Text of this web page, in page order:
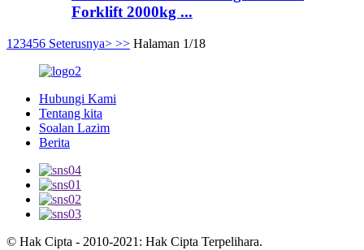
Forklift 2000kg ...
1 23456 Seterusnya> >> Halaman 1/18
Hubungi Kami
Tentang kita
Soalan Lazim
Berita
© Hak Cipta - 2010-2021: Hak Cipta Terpelihara.